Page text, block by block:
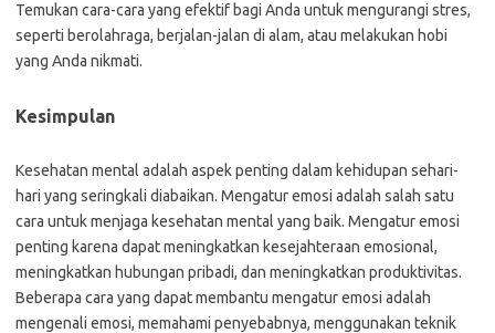
Temukan cara-cara yang efektif bagi Anda untuk mengurangi stres,
seperti berolahraga, berjalan-jalan di alam, atau melakukan hobi
yang Anda nikmati.
Kesimpulan
Kesehatan mental adalah aspek penting dalam kehidupan sehari-
hari yang seringkali diabaikan. Mengatur emosi adalah salah satu
cara untuk menjaga kesehatan mental yang baik. Mengatur emosi
penting karena dapat meningkatkan kesejahteraan emosional,
meningkatkan hubungan pribadi, dan meningkatkan produktivitas.
Beberapa cara yang dapat membantu mengatur emosi adalah
mengenali emosi, memahami penyebabnya, menggunakan teknik